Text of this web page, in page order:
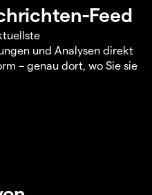
Feed
und Analysen direkt
– genau dort, wo Sie sie